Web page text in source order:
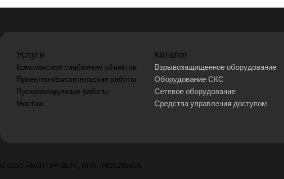
Услуги
Комплексное снабжение объектов
Проектно-изыскательские работы
Пусконаладочные работы
Монтаж
Каталог
Взрывозащищенное оборудование
Оборудование СКС
Сетевое оборудование
Средства управления доступом
© ООО «КОНТУР-ЗЕТ», ИНН: 7801295461